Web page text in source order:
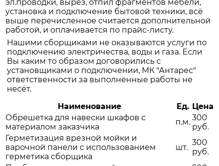
эл.проводки, вырез, отпил фрагментов мебели,
установка и подключение бытовой техники, всё
выше перечисленное считается дополнительной
работой, и оплачивается по прайс-листу.
Нашими сборщиками не оказываются услуги по
подключению электричества, воды и газа. Если
Вы каким то образом договорились с
установщиками о подключении, МК "Антарес"
ответственности за выполненные работы не
несёт.
Наименование
Ед. Цена
Обрешетка для навески шкафов с
материалом заказчика
п.м. 300
руб.
Герметизация врезной мойки и
варочной панели с использованием
герметика сборщика
шт.
300
руб.